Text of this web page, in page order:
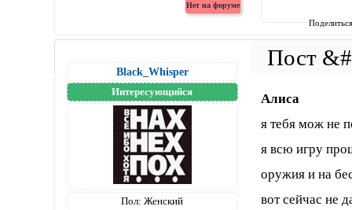
Black_Whisper
Интересующийся
Пол: Женский
Алиса
я тебя мож не
я всю игру
оружия и на
вот сейчас не